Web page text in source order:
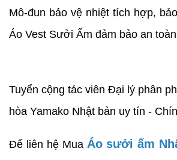
Mô-đun bảo vệ nhiệt tích hợp,
Áo Vest Sưởi Ấm đảm bảo an
Tuyển cộng tác viên Đại lý phân
hòa Yamako Nhật bản uy tín -
Để liên hệ Mua Áo sưởi ấm